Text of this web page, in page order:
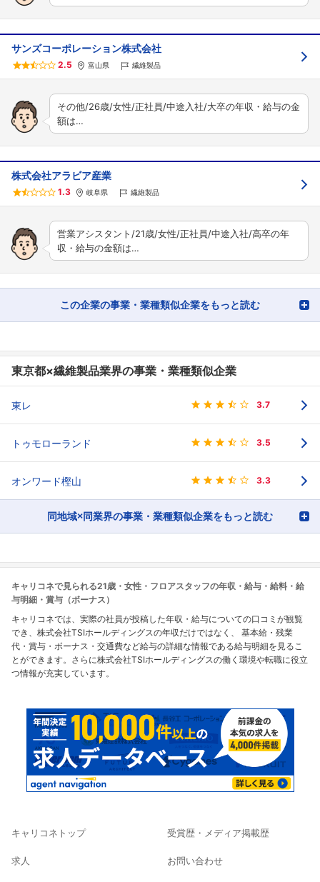
サンズコーポレーション株式会社
2.5 富山県 繊維製品
その他/26歳/女性/正社員/中途入社/大卒の年収・給与の金
額は…
株式会社アラビア産業
1.3 岐阜県 繊維製品
営業アシスタント/21歳/女性/正社員/中途入社/高卒の年
収・給与の金額は…
この企業の事業・業種類似企業をもっと読む
東京都×繊維製品業界の事業・業種類似企業
東レ 3.7
トゥモローランド 3.5
オンワード樫山 3.3
同地域×同業界の事業・業種類似企業をもっと読む
キャリコネで見られる21歳・女性・フロアスタッフの年収・給与・給料・給
与明細・賞与（ボーナス）
キャリコネでは、実際の社員が投稿した年収・給与についての口コミが観覧
でき、株式会社TSIホールディングスの年収だけではなく、 基本給・残業
代・賞与・ボーナス・交通費など給与の詳細な情報である給与明細を見るこ
とができます。さらに株式会社TSIホールディングスの働く環境や転職に役立
つ情報が充実しています。
キャリコネトップ
求人
受賞歴・メディア掲載歴
お問い合わせ